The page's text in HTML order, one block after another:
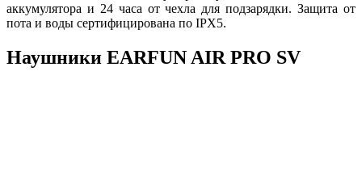
аккумулятора и 24 часа от чехла для подзарядки. Защита от
пота и воды сертифицирована по IPX5.
Наушники EARFUN AIR PRO SV